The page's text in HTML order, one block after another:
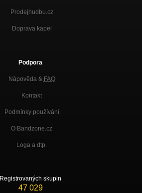
Prodejhudbu.cz
Doprava kapel
Podpora
Nápověda & FAQ
Kontakt
Podmínky používání
O Bandzone.cz
Loga a dtp.
Registrovaných skupin
47 029